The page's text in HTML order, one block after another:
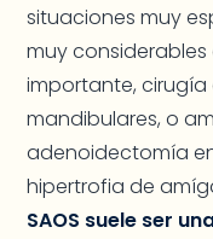
situaciones muy
muy
importante,
mandibulares, o
adenoidectomía
hipertrofia de
SAOS suele ser